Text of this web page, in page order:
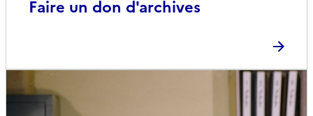
Faire un don d'archives